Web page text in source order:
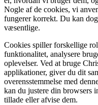
Nogle af de cookies, vi
fungerer korrekt. Du kan
væsentlige.
Cookies spiller forskellige
funktionalitet, analysere
oplevelser. Ved at bruge
applikationer, giver du dit
overensstemmelse med
kan du justere din
tillade eller afvise dem.